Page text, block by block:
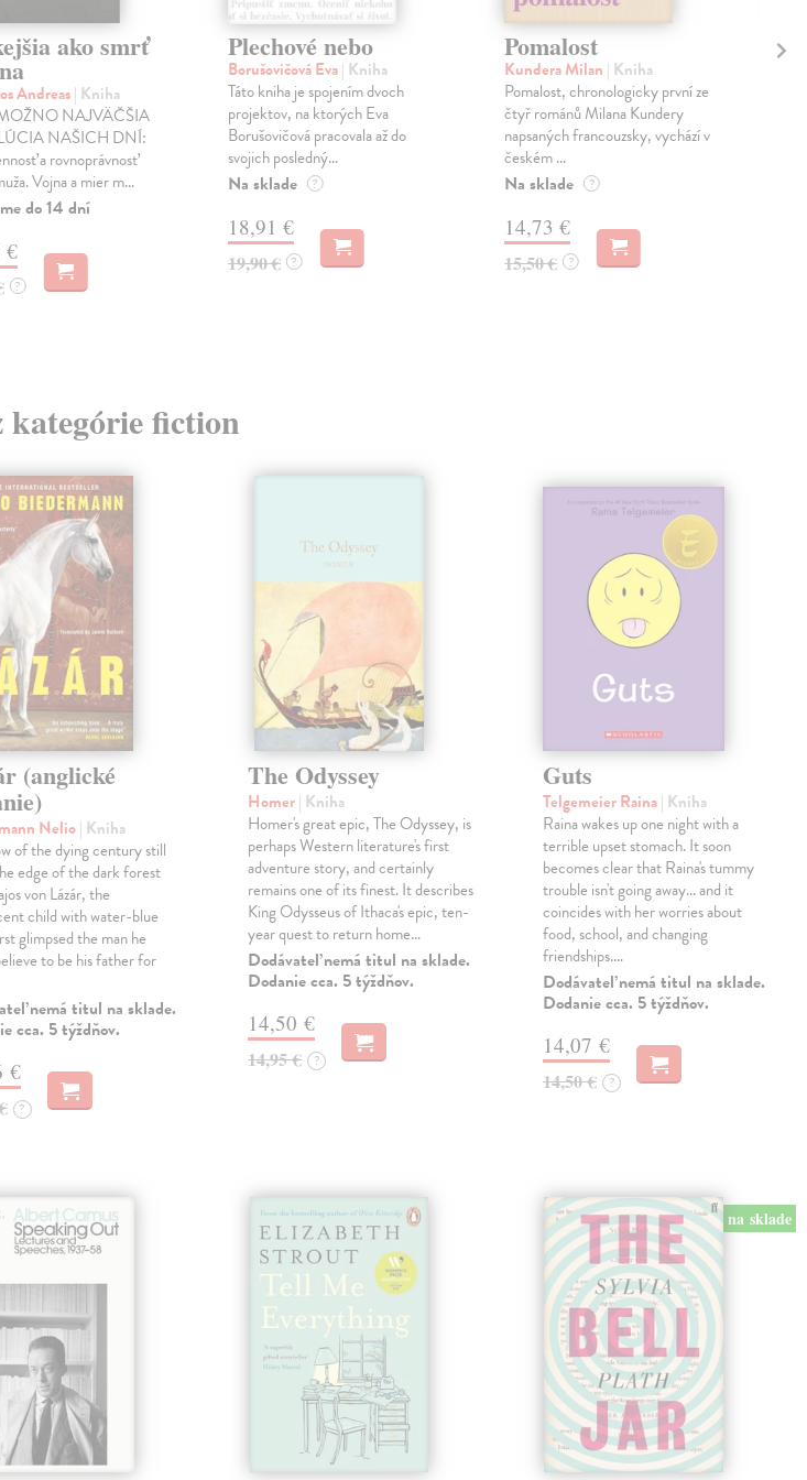
ako smrť
Andreas| Kniha
NAJVÄČŠIA
NAŠICH DNÍ:
a rovnoprávnosť
Vojna a mier m...
do 14 dní
€
?
Plechové nebo
Borušovičová Eva| Kniha
Táto kniha je spojením dvoch
projektov, na ktorých Eva
Borušovičová pracovala až do
svojich posledný...
Na sklade ?
18,91 €
19,90 € ?
Pomalost
Kundera Milan | Kniha
Pomalost, chronologicky první ze
čtyř románů Milana Kundery
napsaných francouzsky, vychází v
českém ...
Na sklade ?
14,73 €
15,50 € ?
kategórie fiction
(anglické
Nelio| Kniha
of the dying century still
edge of the dark forest
von Lázár, the
child with water-blue
glimpsed the man he
to be his father for
nemá titul na sklade.
cca. 5 týždňov.
€
?
The Odyssey
Homer| Kniha
Homer's great epic, The Odyssey, is
perhaps Western literature's first
adventure story, and certainly
remains one of its finest. It describes
King Odysseus of Ithaca's epic, ten-
year quest to return home…
Dodávateľ nemá titul na sklade.
Dodanie cca. 5 týždňov.
14,50 €
14,95 € ?
Guts
Telgemeier Raina| Kniha
Raina wakes up one night with a
terrible upset stomach. It soon
becomes clear that Raina's tummy
trouble isn't going away... and it
coincides with her worries about
food, school, and changing
friendships.…
Dodávateľ nemá titul na sklade.
Dodanie cca. 5 týždňov.
14,07 €
14,50 € ?
na sklade